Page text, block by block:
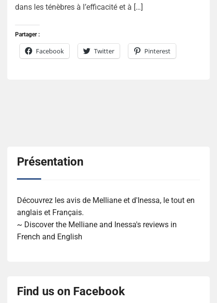
dans les ténèbres à l’efficacité et à […]
Partager :
Facebook Twitter Pinterest
Présentation
Découvrez les avis de Melliane et d'Inessa, le tout en
anglais et Français.
~ Discover the Melliane and Inessa's reviews in
French and English
Find us on Facebook